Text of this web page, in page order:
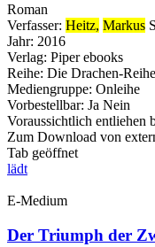
Roman
Verfasser: Heitz, Markus
Jahr: 2016
Verlag: Piper ebooks
Reihe: Die Drachen-
Mediengruppe: Onleihe
Vorbestellbar: Ja Nein
Voraussichtlich entliehen
Zum Download von
Tab geöffnet
lädt
E-Medium
Der Triumph der